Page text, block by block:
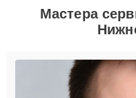
Мастера